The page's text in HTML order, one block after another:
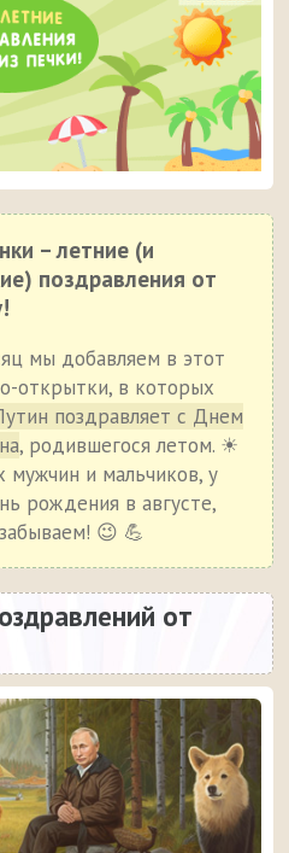
– летние (и
поздравления от
мы добавляем в этот
открытки, в которых
поздравляет с Днем
, родившегося летом. ☀
мужчин и мальчиков, у
рождения в августе,
😉 💪
от